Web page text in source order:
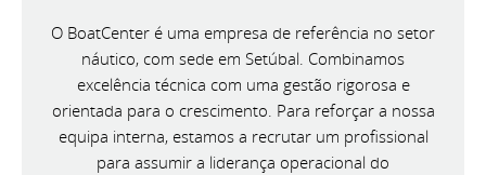
O BoatCenter é uma empresa de referência no setor
náutico, com sede em Setúbal. Combinamos
excelência técnica com uma gestão rigorosa e
orientada para o crescimento. Para reforçar a nossa
equipa interna, estamos a recrutar um profissional
para assumir a liderança operacional do